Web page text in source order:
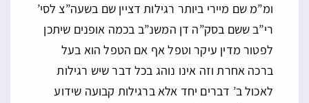
ומ”מ שם מיירי ביותר רגילות דציין שם בשעה”צ לסי’
רי”ב ששם בסק”ה דן המשנ”ב בכמה אופנים שיתכן
לפטור מדין עיקר וטפל אף אם הטפל הוא בעל
ברכה אחרת וזה אינו נוהג בכל דבר שיש רגילות
לאכול ב’ דברים יחד אלא ברגילות קבועה שידוע